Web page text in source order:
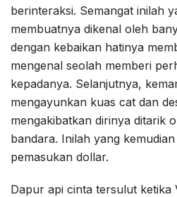
berinteraksi. Semangat inilah
membuatnya dikenal oleh
dengan kebaikan hatinya
mengenal seolah memberi
kepadanya. Selanjutnya,
mengayunkan kuas cat dan
mengakibatkan dirinya ditarik
bandara. Inilah yang
pemasukan dollar.
Dapur api cinta tersulut ketika